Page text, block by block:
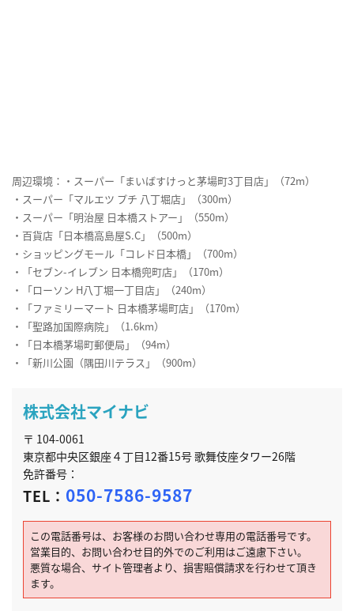
周辺環境：・スーパー「まいばすけっと茅場町3丁目店」（72m）
・スーパー「マルエツ プチ 八丁堀店」（300m）
・スーパー「明治屋 日本橋ストアー」（550m）
・百貨店「日本橋高島屋S.C」（500m）
・ショッピングモール「コレド日本橋」（700m）
・「セブン-イレブン 日本橋兜町店」（170m）
・「ローソン H八丁堀一丁目店」（240m）
・「ファミリーマート 日本橋茅場町店」（170m）
・「聖路加国際病院」（1.6km）
・「日本橋茅場町郵便局」（94m）
・「新川公園（隅田川テラス」（900m）
株式会社マイナビ
〒 104-0061
東京都中央区銀座４丁目12番15号 歌舞伎座タワー26階
免許番号：
TEL： 050-7586-9587
この電話番号は、お客様のお問い合わせ専用の電話番号です。
営業目的、お問い合わせ目的外でのご利用はご遠慮下さい。
悪質な場合、サイト管理者より、損害賠償請求を行わせて頂き
ます。